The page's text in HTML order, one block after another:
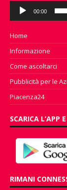
Audio
Player
00:00
Home
Informazione
Come ascoltarci
Pubblicità per le
Piacenza24
SCARICA L’APP
RIMANI